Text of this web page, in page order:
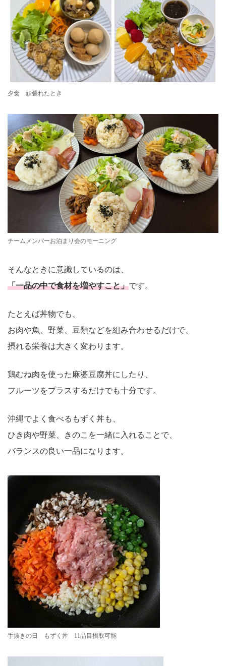
夕食 頑張れたとき
チームメンバーお泊まり会のモーニング
そんなときに意識しているのは、
「一品の中で食材を増やすこと」です。
たとえば丼物でも、
お肉や魚、野菜、豆類などを組み合わせるだけで、
摂れる栄養は大きく変わります。
鶏むね肉を使った麻婆豆腐丼にしたり、
フルーツをプラスするだけでも十分です。
沖縄でよく食べるもずく丼も、
ひき肉や野菜、きのこを一緒に入れることで、
バランスの良い一品になります。
手抜きの日 もずく丼 11品目摂取可能